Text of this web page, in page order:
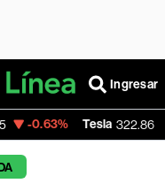
Ingresar
Tesla 322.86 -1.34%